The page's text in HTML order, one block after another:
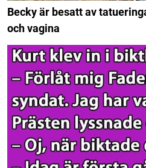
Becky är besatt av
och vagina